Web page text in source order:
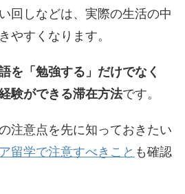
回しなどは、実際の生活の中
やすくなります。
を「勉強する」だけでなく
験ができる滞在方法です。
注意点を先に知っておきたい
留学で注意すべきこと も確認